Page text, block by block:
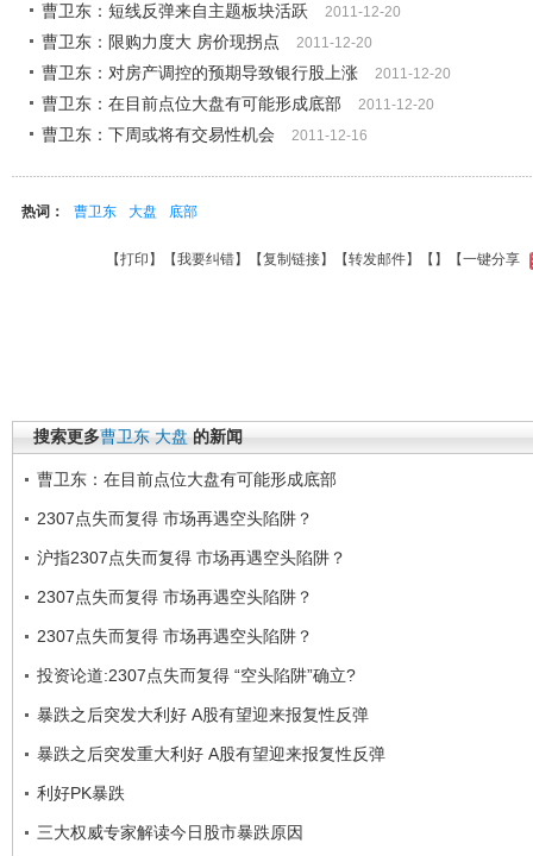
曹卫东：短线反弹来自主题板块活跃
2011-12-20
曹卫东：限购力度大 房价现拐点 2011-12-20
曹卫东：对房产调控的预期导致银行股上涨 2011-12-20
曹卫东：在目前点位大盘有可能形成底部 2011-12-20
曹卫东：下周或将有交易性机会 2011-12-16
热词： 曹卫东 大盘 底部
【打印 】【我要纠错】【复制链接】【转发邮件】【 】 【一键分享
搜索更多曹卫东 大盘 的新闻
曹卫东：在目前点位大盘有可能形成底部
2307点失而复得 市场再遇空头陷阱？
沪指2307点失而复得 市场再遇空头陷阱？
2307点失而复得 市场再遇空头陷阱？
2307点失而复得 市场再遇空头陷阱？
投资论道:2307点失而复得 “空头陷阱”确立?
暴跌之后突发大利好 A股有望迎来报复性反弹
暴跌之后突发重大利好 A股有望迎来报复性反弹
利好PK暴跌
三大权威专家解读今日股市暴跌原因